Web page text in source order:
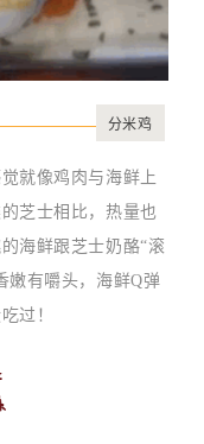
分米鸡
就像鸡肉与海鲜上
芝士相比，热量也
海鲜跟芝士奶酪“滚
嫩有嚼头，海鲜Q弹
过！